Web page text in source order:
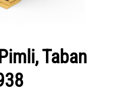
Taban